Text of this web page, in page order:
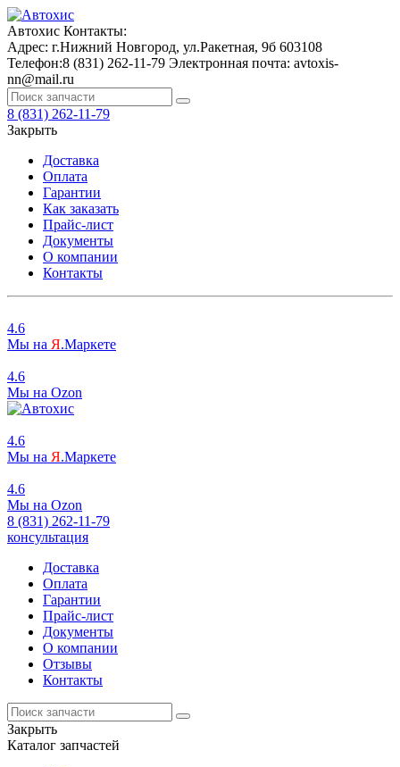
Автохис Контакты:
Адрес: г.Нижний Новгород, ул.Ракетная, 9б 603108
Телефон:8 (831) 262-11-79 Электронная почта: avtoxis-
nn@mail.ru
8 (831) 262-11-79
Закрыть
Доставка
Оплата
Гарантии
Как заказать
Прайс-лист
Документы
О компании
Контакты
4.6
Мы на Я.Маркете
4.6
Мы на Ozon
4.6
Мы на Я.Маркете
4.6
Мы на Ozon
8 (831) 262-11-79
консультация
Доставка
Оплата
Гарантии
Прайс-лист
Документы
О компании
Отзывы
Контакты
Закрыть
Каталог запчастей